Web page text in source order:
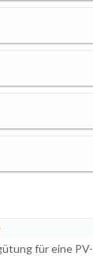
für eine PV-